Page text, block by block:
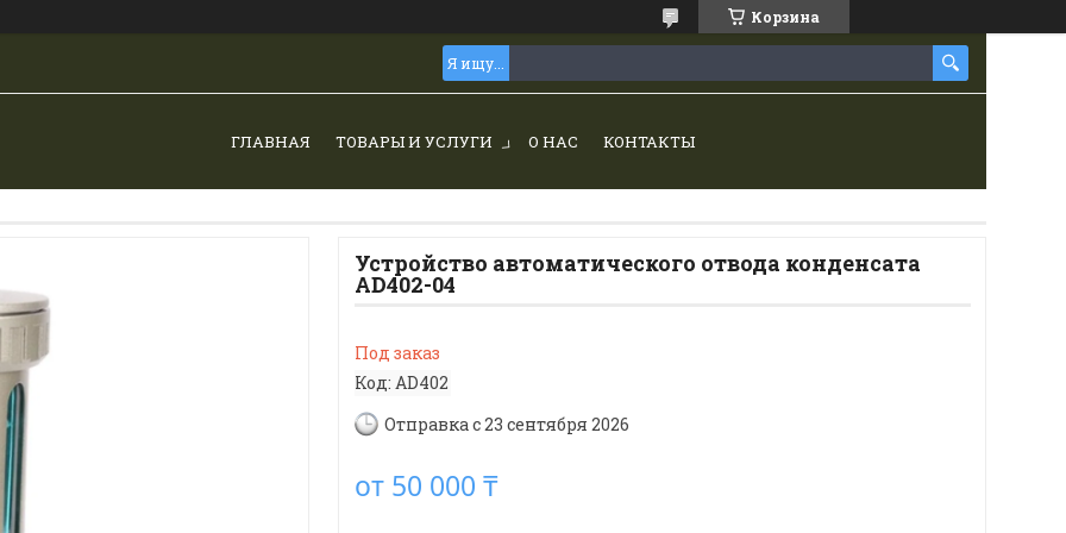
Корзина
ГЛАВНАЯ ТОВАРЫ И УСЛУГИ О НАС КОНТАКТЫ
Устройство автоматического отвода конденсата
AD402-04
Под заказ
Код: AD402
Отправка с 23 сентября 2026
от 50 000 ₸